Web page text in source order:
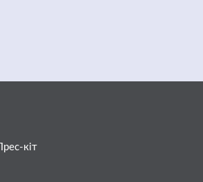
Прес-кіт